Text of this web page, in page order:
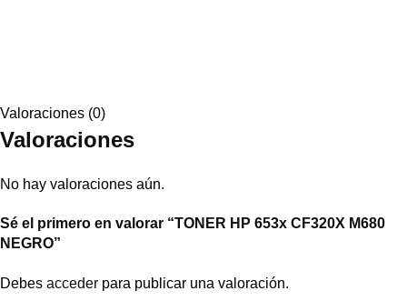
Valoraciones (0)
Valoraciones
No hay valoraciones aún.
Sé el primero en valorar “TONER HP 653x CF320X M680
NEGRO”
Debes acceder para publicar una valoración.